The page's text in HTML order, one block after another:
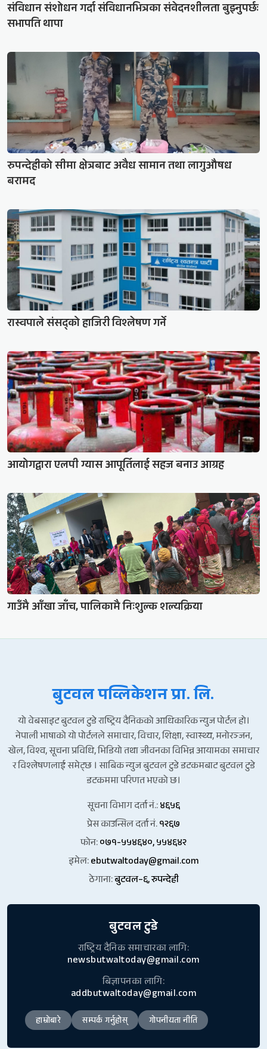
संविधान संशोधन गर्दा संविधानभित्रका संवेदनशीलता बुझ्नुपर्छः
सभापति थापा
रुपन्देहीको सीमा क्षेत्रबाट अवैध सामान तथा लागुऔषध
बरामद
रास्वपाले संसद्को हाजिरी विश्लेषण गर्ने
आयोगद्वारा एलपी ग्यास आपूर्तिलाई सहज बनाउ आग्रह
गाउँमै आँखा जाँच, पालिकामै निःशुल्क शल्यक्रिया
बुटवल पव्लिकेशन प्रा. लि.
यो वेबसाइट बुटवल टुडे राष्ट्रिय दैनिकको आधिकारिक न्युज पोर्टल हो।
नेपाली भाषाको यो पोर्टलले समाचार, विचार, शिक्षा, स्वास्थ्य, मनोरञ्जन,
खेल, विश्व, सूचना प्रविधि, भिडियो तथा जीवनका विभिन्न आयामका समाचार
र विश्लेषणलाई समेट्छ । साबिक न्युज बुटवल टुडे डटकमबाट बुटवल टुडे
डटकममा परिणत भएको छ।
सूचना विभाग दर्ता नं.:४६५६
प्रेस काउन्सिल दर्ता नं.१२६७
फोन:०७१-५५४६४०, ५५४६४२
इमेल:ebutwaltoday@gmail.com
ठेगाना:बुटवल–६, रुपन्देही
बुटवल टुडे
राष्ट्रिय दैनिक समाचारका लागि:
newsbutwaltoday@gmail.com
बिज्ञापनका लागि:
addbutwaltoday@gmail.com
हाम्रोबारे सम्पर्क गर्नुहोस् गोपनीयता नीति